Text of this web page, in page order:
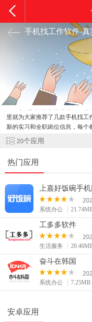
手机找工作软件-
手机找工作软件有哪些？
里就为大家推荐了几款手机找工
新的实习和全职岗位信息，每个
率，而且这里的企业岗位都是真
20个应用
热门应用
上嘉好饭碗手
系统办公
工多多软件
生活服务
奋斗在韩国
系统办公
7.25MB
安卓应用